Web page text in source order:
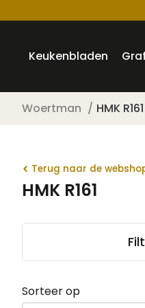
Keukenbladen
Woertman HMK R161
Terug naar de
HMK R161
Sorteer op